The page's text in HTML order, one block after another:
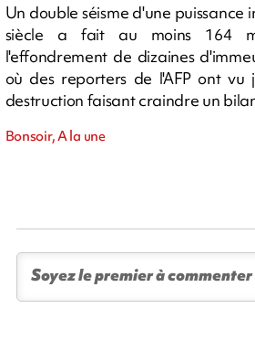
Un double séisme d'une puissance
siècle a fait au moins 164
l'effondrement de dizaines
où des reporters de l'AFP ont vu
destruction faisant craindre un
Bonsoir, A la une